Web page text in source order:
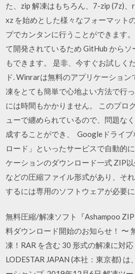
た、zip 解凍はもちろん、7-zip (7z)、
xz を始めとした様々なフォーマット
プでカンタンに行うことができます。
て開発されているため GitHub から
もできます。 是非、今すぐお試しく
ド. Winrarは無料のアプリケーショ
凍をとても簡単で心地よい方法で行
には時間もかかりません。 このプロ
ューで纏められているので、問題な
成することができ、 Googleドライ
ロード」といったサービスで自動的
ケーションのダウンロード一式 ZIP
などの圧縮ファイル形式があり、そ
するには専用のソフトウェアが必要に
無料圧縮/解凍ソフト『Ashampoo
料ダウンロード開始のお知らせ！ 〜
凍！RAR を含む 30 形式の解凍に対
LODESTAR JAPAN (本社：東京都)